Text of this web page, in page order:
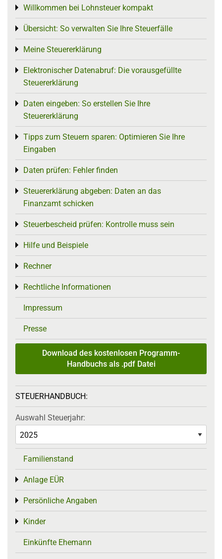
Willkommen bei Lohnsteuer kompakt
Toggle menu
Übersicht: So verwalten Sie Ihre Steuerfälle
Toggle menu
Meine Steuererklärung
Toggle menu
Elektronischer Datenabruf: Die vorausgefüllte
Steuererklärung
Toggle menu
Daten eingeben: So erstellen Sie Ihre
Steuererklärung
Toggle menu
Tipps zum Steuern sparen: Optimieren Sie Ihre
Eingaben
Toggle menu
Daten prüfen: Fehler finden
Toggle menu
Steuererklärung abgeben: Daten an das
Finanzamt schicken
Toggle menu
Steuerbescheid prüfen: Kontrolle muss sein
Toggle menu
Hilfe und Beispiele
Toggle menu
Rechner
Toggle menu
Rechtliche Informationen
Toggle menu
Impressum
Presse
Download des kostenlosen Programm-
Handbuchs als .pdf Datei
STEUERHANDBUCH:
Auswahl Steuerjahr:
Familienstand
Anlage EÜR
Toggle menu
Persönliche Angaben
Toggle menu
Kinder
Toggle menu
Einkünfte Ehemann